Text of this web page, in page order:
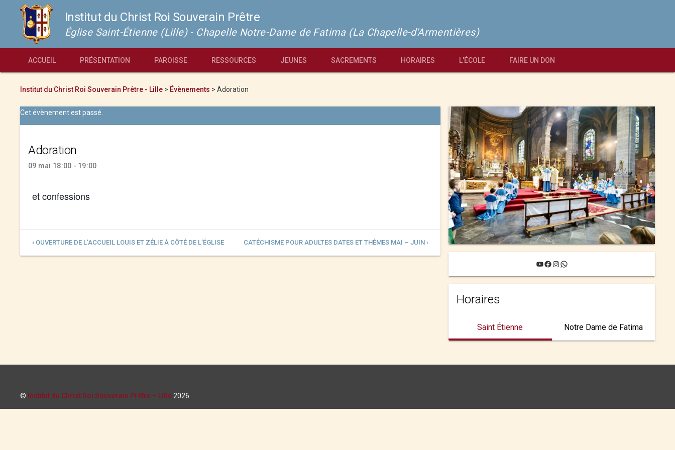
Institut du Christ Roi Souverain Prêtre
Église Saint-Étienne (Lille) - Chapelle Notre-Dame de Fatima (La Chapelle-d'Armentières)
ACCUEIL PRÉSENTATION PAROISSE RESSOURCES JEUNES SACREMENTS HORAIRES L'ÉCOLE FAIRE UN DON
Institut du Christ Roi Souverain Prêtre - Lille > Évènements > Adoration
Cet évènement est passé.
Adoration
09 mai 18:00 - 19:00
et confessions
‹ OUVERTURE DE L’ACCUEIL LOUIS ET ZÉLIE À CÔTÉ DE L’ÉGLISE CATÉCHISME POUR ADULTES DATES ET THÈMES MAI – JUIN ›
YouTube
Facebook
Instagram
WhatsApp
Horaires
Saint Étienne Notre Dame de Fatima
© Institut du Christ Roi Souverain Prêtre – Lille 2026